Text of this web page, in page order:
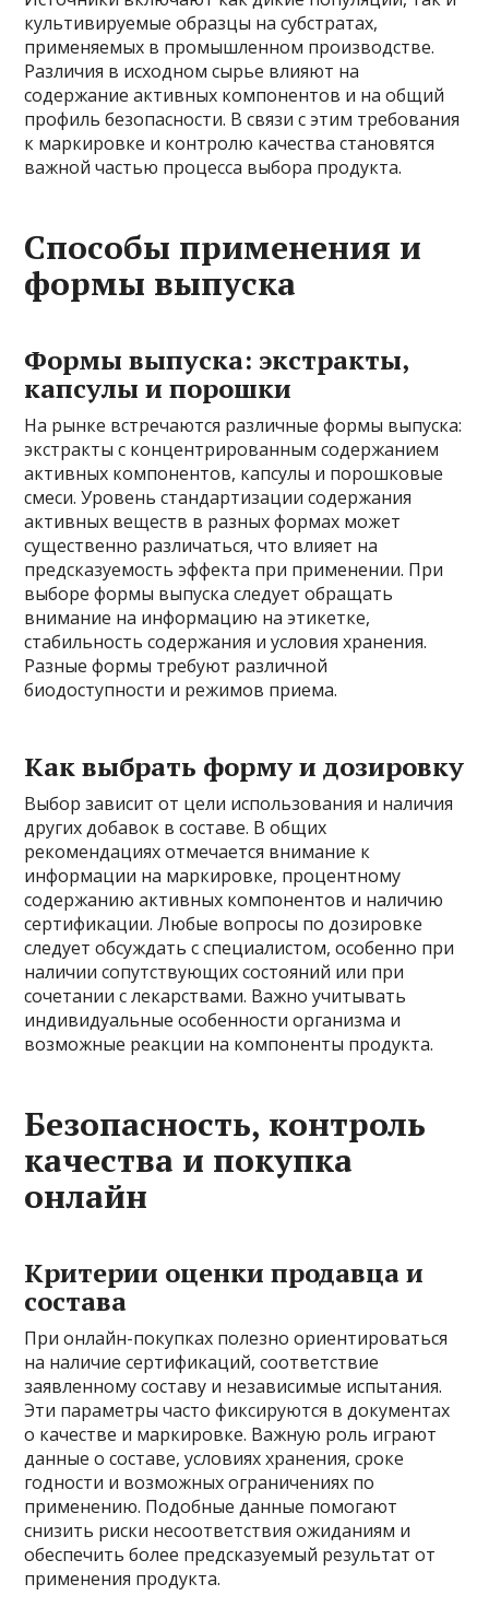
культивируемые образцы на субстратах,
применяемых в промышленном производстве.
Различия в исходном сырье влияют на
содержание активных компонентов и на общий
профиль безопасности. В связи с этим требования
к маркировке и контролю качества становятся
важной частью процесса выбора продукта.
Способы применения и
формы выпуска
Формы выпуска: экстракты,
капсулы и порошки
На рынке встречаются различные формы выпуска:
экстракты с концентрированным содержанием
активных компонентов, капсулы и порошковые
смеси. Уровень стандартизации содержания
активных веществ в разных формах может
существенно различаться, что влияет на
предсказуемость эффекта при применении. При
выборе формы выпуска следует обращать
внимание на информацию на этикетке,
стабильность содержания и условия хранения.
Разные формы требуют различной
биодоступности и режимов приема.
Как выбрать форму и дозировку
Выбор зависит от цели использования и наличия
других добавок в составе. В общих
рекомендациях отмечается внимание к
информации на маркировке, процентному
содержанию активных компонентов и наличию
сертификации. Любые вопросы по дозировке
следует обсуждать с специалистом, особенно при
наличии сопутствующих состояний или при
сочетании с лекарствами. Важно учитывать
индивидуальные особенности организма и
возможные реакции на компоненты продукта.
Безопасность, контроль
качества и покупка
онлайн
Критерии оценки продавца и
состава
При онлайн-покупках полезно ориентироваться
на наличие сертификаций, соответствие
заявленному составу и независимые испытания.
Эти параметры часто фиксируются в документах
о качестве и маркировке. Важную роль играют
данные о составе, условиях хранения, сроке
годности и возможных ограничениях по
применению. Подобные данные помогают
снизить риски несоответствия ожиданиям и
обеспечить более предсказуемый результат от
применения продукта.